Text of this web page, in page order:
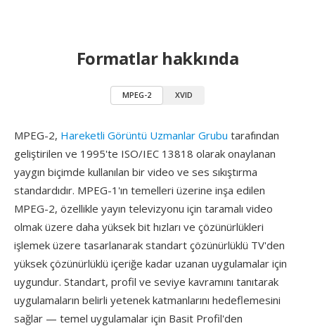
Formatlar hakkında
MPEG-2 XVID
MPEG-2, Hareketli Görüntü Uzmanlar Grubu tarafından
geliştirilen ve 1995'te ISO/IEC 13818 olarak onaylanan
yaygın biçimde kullanılan bir video ve ses sıkıştırma
standardıdır. MPEG-1'ın temelleri üzerine inşa edilen
MPEG-2, özellikle yayın televizyonu için taramalı video
olmak üzere daha yüksek bit hızları ve çözünürlükleri
işlemek üzere tasarlanarak standart çözünürlüklü TV'den
yüksek çözünürlüklü içeriğe kadar uzanan uygulamalar için
uygundur. Standart, profil ve seviye kavramını tanıtarak
uygulamaların belirli yetenek katmanlarını hedeflemesini
sağlar — temel uygulamalar için Basit Profil'den